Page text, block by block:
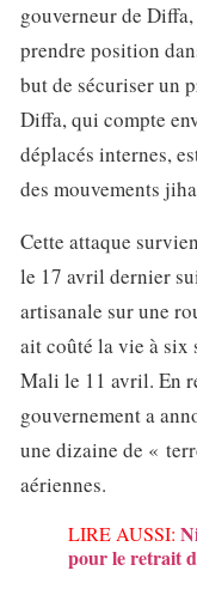
gouverneur de
prendre position
but de sécuriser un
Diffa, qui compte
déplacés internes,
des mouvements
Cette attaque
le 17 avril dernier
artisanale sur une
ait coûté la vie à six
Mali le 11 avril. En
gouvernement a
une dizaine de «
aériennes.
LIRE AUSSI:
pour le retrait